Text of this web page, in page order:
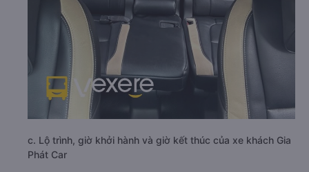
c. Lộ trình, giờ khởi hành và giờ kết thúc của xe khách Gia
Phát Car